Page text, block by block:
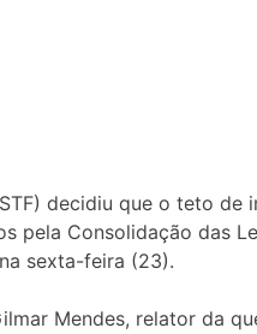
decidiu que o teto
pela Consolidação das
sexta-feira (23).
Mendes, relator da